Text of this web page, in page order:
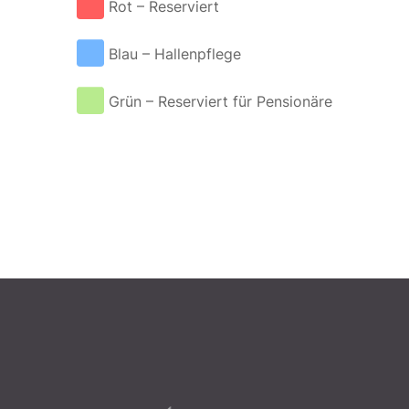
Rot – Reserviert
Blau – Hallenpflege
Grün – Reserviert für Pensionäre